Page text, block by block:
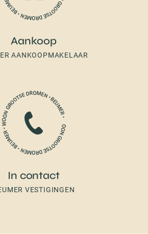
Aankoop
AANKOOPMAKELAAR
In contact
VESTIGINGEN